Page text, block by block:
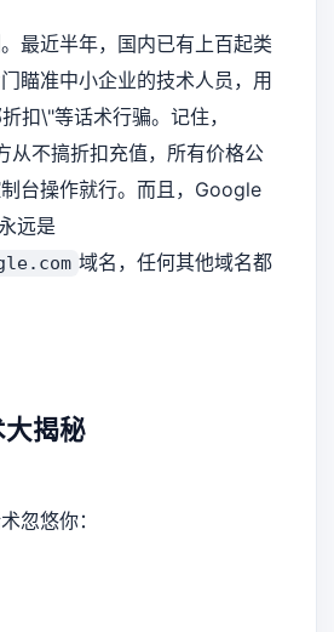
最近半年，国内已有上百起类
瞄准中小企业的技术人员，用
扣\"等话术行骗。记住，
不搞折扣充值，所有价格公
台操作就行。而且，Google
远是
域名，任何其他域名都
揭秘
忽悠你：